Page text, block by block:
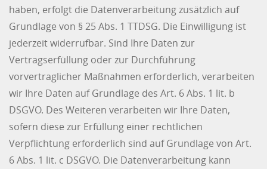
haben, erfolgt die Datenverarbeitung zusätzlich auf
Grundlage von § 25 Abs. 1 TTDSG. Die Einwilligung ist
jederzeit widerrufbar. Sind Ihre Daten zur
Vertragserfüllung oder zur Durchführung
vorvertraglicher Maßnahmen erforderlich, verarbeiten
wir Ihre Daten auf Grundlage des Art. 6 Abs. 1 lit. b
DSGVO. Des Weiteren verarbeiten wir Ihre Daten,
sofern diese zur Erfüllung einer rechtlichen
Verpflichtung erforderlich sind auf Grundlage von Art.
6 Abs. 1 lit. c DSGVO. Die Datenverarbeitung kann